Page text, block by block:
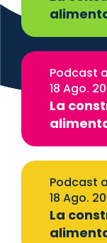
Podcast
18 Ago.
La
Podcast
18 Ago.
La